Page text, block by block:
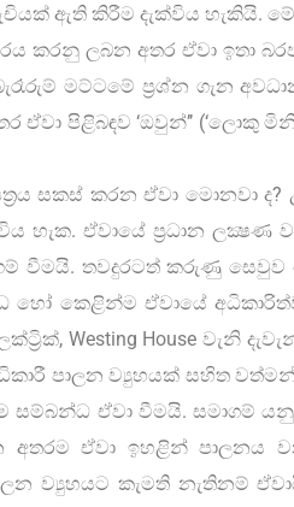
ඇති කිරීම දැක්විය හැකියි.
කරනු ලබන අතර ඒවා ඉතා
මට්ටමේ ප්‍රශ්න ගැන
පිළිබඳව ‘ඔවුන්’’ (‘ලොකු
සකස් කරන ඒවා මොනවා ද?
හැක. ඒවායේ ප්‍රධාන ලක්‍ෂණ
වීමයි. තවදුරටත් කරුණු සෙවුව
හෝ කෙළින්ම ඒවායේ
Westing House වැනි
පාලන ව්‍යුහයක් සහිත
සම්බන්ධ ඒවා වීමයි. සමාගම්
ඒවා ඉහළින් පාලනය
ව්‍යුහයට කැමති නැතිනම්